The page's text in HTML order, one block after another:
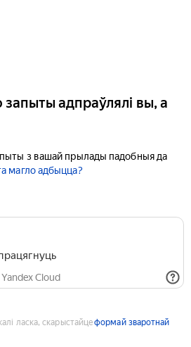
адпраўлялі вы, а
з вашай прылады падобныя да
магло адбыцца?
Cloud
ласка, скарыстайцеформай зваротнай